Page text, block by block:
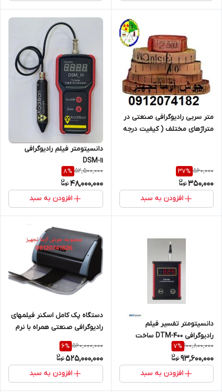
متر سربی رادیوگرافی صنعتی در
متراژهای مختلف ( کیفیت درجه
560,000
37%
350,000
افزودن به سبد
دانسیتومتر فیلم رادیوگرافی
DSM-11
52,500,000
8%
48,000,000
افزودن به سبد
دانسیتومتر تفسیر فیلم
رادیوگرافی DTM-400 ساخت
کمپانی KEI YU تایوان
100,800,000
7%
93,600,000
افزودن به سبد
دستگاه پک کامل اسکنر فیلمهای
رادیوگرافی صنعتی همراه با نرم
افزار مخصوص
560,000,000
6%
525,000,000
افزودن به سبد